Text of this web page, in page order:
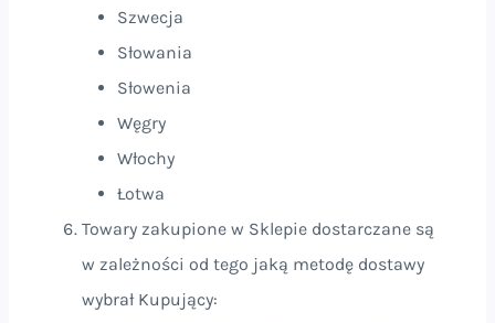
Szwecja
Słowania
Słowenia
Węgry
Włochy
Łotwa
Towary zakupione w Sklepie dostarczane są
w zależności od tego jaką metodę dostawy
wybrał Kupujący: